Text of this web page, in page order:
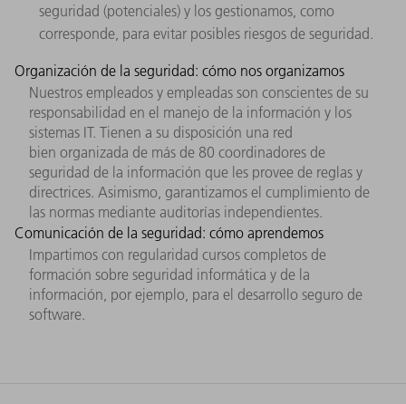
seguridad (potenciales) y los gestionamos, como
corresponde, para evitar posibles riesgos de seguridad.
Organización de la seguridad: cómo nos organizamos
Nuestros empleados y empleadas son conscientes de su
responsabilidad en el manejo de la información y los
sistemas IT. Tienen a su disposición una red
bien organizada de más de 80 coordinadores de
seguridad de la información que les provee de reglas y
directrices. Asimismo, garantizamos el cumplimiento de
las normas mediante auditorías independientes.
Comunicación de la seguridad: cómo aprendemos
Impartimos con regularidad cursos completos de
formación sobre seguridad informática y de la
información, por ejemplo, para el desarrollo seguro de
software.